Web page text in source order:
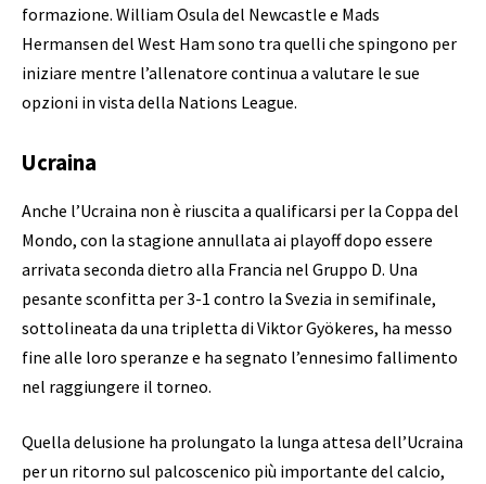
formazione. William Osula del Newcastle e Mads
Hermansen del West Ham sono tra quelli che spingono per
iniziare mentre l’allenatore continua a valutare le sue
opzioni in vista della Nations League.
Ucraina
Anche l’Ucraina non è riuscita a qualificarsi per la Coppa del
Mondo, con la stagione annullata ai playoff dopo essere
arrivata seconda dietro alla Francia nel Gruppo D. Una
pesante sconfitta per 3-1 contro la Svezia in semifinale,
sottolineata da una tripletta di Viktor Gyökeres, ha messo
fine alle loro speranze e ha segnato l’ennesimo fallimento
nel raggiungere il torneo.
Quella delusione ha prolungato la lunga attesa dell’Ucraina
per un ritorno sul palcoscenico più importante del calcio,